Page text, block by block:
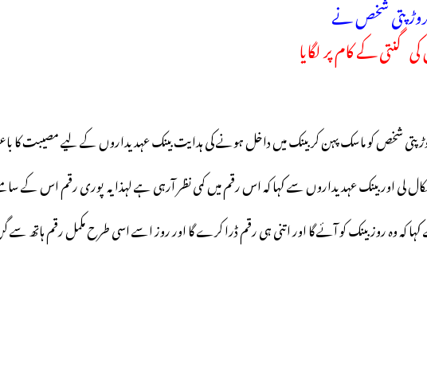
پتی شخص نے
گنتی کے کام پر لگایا
پتی شخص کو ماسک پہن کر بینک میں داخل ہونے کی ہدایت بینک عہدیداروں کے لیے مصیبت کا
اور بینک عہدیداروں سے کہا کہ اس رقم میں کمی نظر آرہی ہے لہذا یہ پوری رقم اس کے
روز بینک کو آئے گا اور اتنی ہی رقم ڈرا کرے گا اور روز اسے اسی طرح مکمل رقم ہاتھ سے